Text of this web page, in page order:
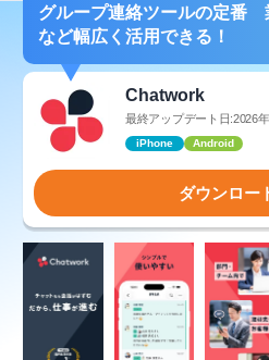
グループ連絡ツールの定番
など幅広く活用できる！
Chatwork
最終アップデート日:2026
iPhone Android
ダウンロー